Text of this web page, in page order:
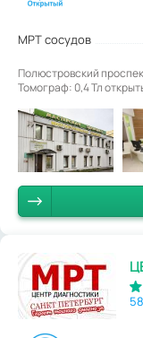
МРТ сосудов
Полюстровский
Томограф: 0,4 Тл